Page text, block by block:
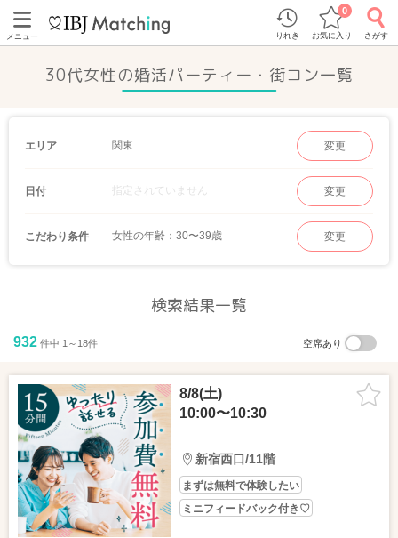
メニュー りれき お気に入り
0
さがす
30代女性の婚活パーティー・街コン一覧
エリア 関東 変更
日付 指定されていません 変更
こだわり条件 女性の年齢：30〜39歳 変更
検索結果一覧
932 件中 1～18件 空席あり
8/8(土)
10:00〜10:30
新宿西口/11階
まずは無料で体験したい
ミニフィードバック付き♡